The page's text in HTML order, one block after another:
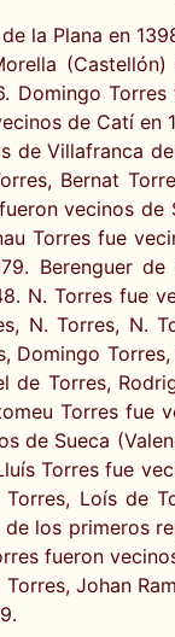
la Plana en
Domingo
de Catí en
de Villafranca
Bernat
vecinos
Torres fue
Berenguer
N. Torres fue
N. Torres, N.
de Torres,
Torres fue
de Sueca
Torres fue
Loís de
los primeros
fueron
Johan